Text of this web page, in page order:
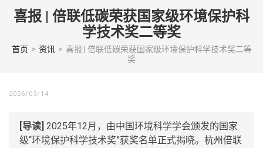
(Press
喜报 | 倍联低碳荣获国家级环境保护科
学技术奖二等奖
首页 > 资讯 > 喜报 | 倍联低碳荣获国家级环境保护科学技术奖二等
奖
2026/03/14
[导读] 2025年12月，由中国环境科学学会颁发的国家
级“环境保护科学技术奖”获奖名单正式揭晓。杭州倍联